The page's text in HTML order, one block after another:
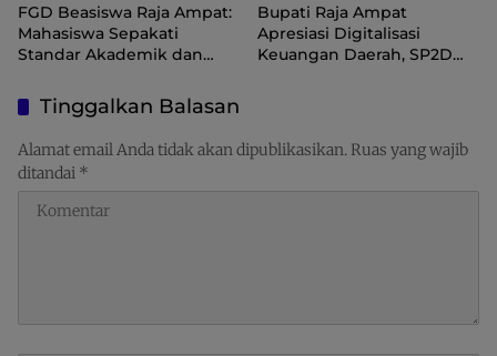
FGD Beasiswa Raja Ampat:
Mahasiswa Sepakati
Standar Akademik dan
Bupati Raja Ampat
Apresiasi Digitalisasi
Keuangan Daerah, SP2D
Tinggalkan Balasan
Alamat email Anda tidak akan dipublikasikan. Ruas yang wajib
ditandai *